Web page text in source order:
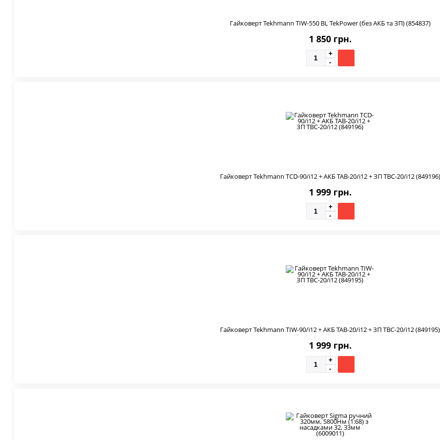
Гайковерт Tekhmann TIW-550 BL TekPower (без АКБ та ЗП) (854837)
1 850 грн.
Гайковерт Tekhmann TCD-90/i12 + АКБ TAB-20/i12 + ЗП TBC-20/i12 (849196)
1 999 грн.
Гайковерт Tekhmann TIW-90/i12 + АКБ TAB-20/i12 + ЗП TBC-20/i12 (849195)
1 999 грн.